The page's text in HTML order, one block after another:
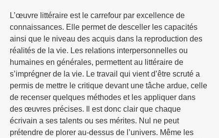
L’œuvre littéraire est le carrefour par excellence de
connaissances. Elle permet de desceller les capacités
ainsi que le niveau des acquis dans la reproduction des
réalités de la vie. Les relations interpersonnelles ou
humaines en générales, permettent au littéraire de
s’imprégner de la vie. Le travail qui vient d’être scruté a
permis de mettre le critique devant une tâche ardue, celle
de recenser quelques méthodes et les appliquer dans
des œuvres précises. Il est donc clair que chaque
écrivain a ses talents ou ses mérites. Nul ne peut
prétendre de plorer au-dessus de l’univers. Même les